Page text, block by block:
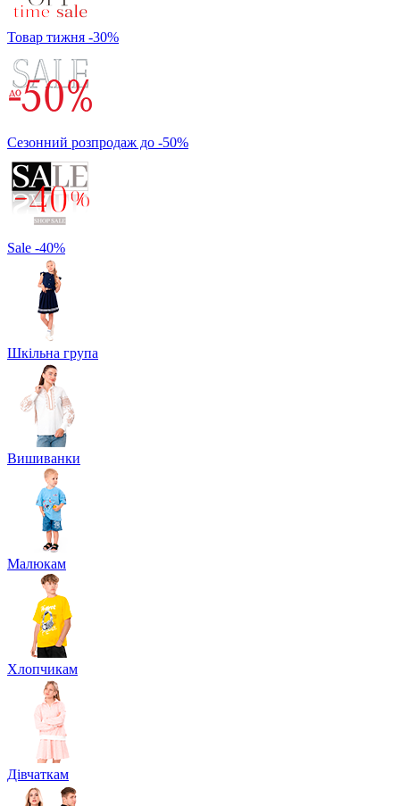
Товар тижня -30%
Сезонний розпродаж до -50%
Sale -40%
Шкільна група
Вишиванки
Малюкам
Хлопчикам
Дівчаткам